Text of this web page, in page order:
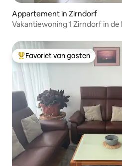
Appartement in Zirndorf
Vakantiewoning 1 Zirndorf in
Topfavoriet van gasten
Favoriet van gasten